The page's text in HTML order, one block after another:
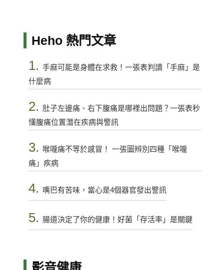
Heho 熱門文章
1. 手麻可能是身體在求救！一張表判讀「手麻」是
什麼病
2. 肚子左邊痛、右下腹痛是哪裡出問題？一張表秒
懂腹痛位置潛在疾病與警訊
3.
喉嚨痛不等於感冒！ 一張圖辨別四種「喉嚨
痛」疾病
4. 嘴巴有苦味，當心是4個器官發出警訊
5. 腸道決定了你的健康！好菌「存活率」是關鍵